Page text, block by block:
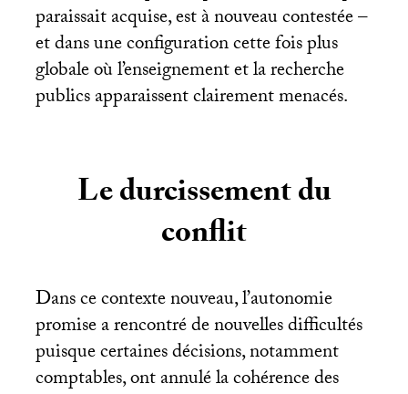
paraissait acquise, est à nouveau contestée –
et dans une configuration cette fois plus
globale où l’enseignement et la recherche
publics apparaissent clairement menacés.
Le durcissement du
conflit
Dans ce contexte nouveau, l’autonomie
promise a rencontré de nouvelles difficultés
puisque certaines décisions, notamment
comptables, ont annulé la cohérence des